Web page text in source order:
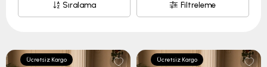
Filtreleme
Sıralama
Ücretsiz Kargo Ücretsiz Kargo